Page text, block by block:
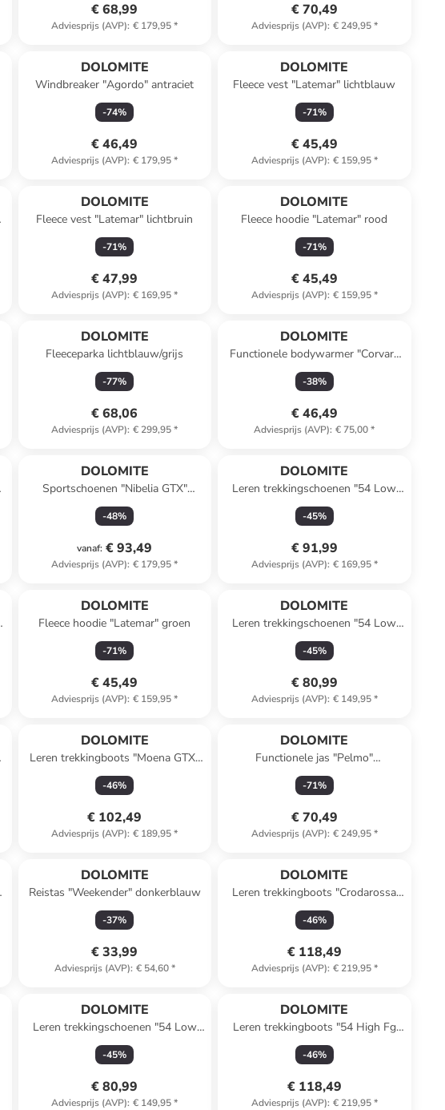
€ 68,99
Adviesprijs (AVP): € 179,95*
€ 70,49
Adviesprijs (AVP): € 249,95*
DOLOMITE
Windbreaker "Agordo" antraciet
-74%
€ 46,49
Adviesprijs (AVP): € 179,95*
DOLOMITE
Fleece vest "Latemar" lichtblauw
-71%
€ 45,49
Adviesprijs (AVP): € 159,95*
DOLOMITE
Fleece vest "Latemar" lichtbruin
-71%
€ 47,99
Adviesprijs (AVP): € 169,95*
DOLOMITE
Fleece hoodie "Latemar" rood
-71%
€ 45,49
Adviesprijs (AVP): € 159,95*
DOLOMITE
Fleeceparka lichtblauw/grijs
-77%
€ 68,06
Adviesprijs (AVP): € 299,95*
DOLOMITE
Functionele bodywarmer "Corvara
Light" paars
-38%
€ 46,49
Adviesprijs (AVP): € 75,00*
DOLOMITE
Sportschoenen "Nibelia GTX"
zwart/beige/oranje
-48%
vanaf: € 93,49
Adviesprijs (AVP): € 179,95*
DOLOMITE
Leren trekkingschoenen "54 Low
GTX" blauw
-45%
€ 91,99
Adviesprijs (AVP): € 169,95*
DOLOMITE
Fleece hoodie "Latemar" groen
-71%
€ 45,49
Adviesprijs (AVP): € 159,95*
DOLOMITE
Leren trekkingschoenen "54 Low
Evo" bordeaux
-45%
€ 80,99
Adviesprijs (AVP): € 149,95*
DOLOMITE
Leren trekkingboots "Moena GTX"
donkerblauw
-46%
€ 102,49
Adviesprijs (AVP): € 189,95*
DOLOMITE
Functionele jas "Pelmo"
paars/donkerblauw
-71%
€ 70,49
Adviesprijs (AVP): € 249,95*
DOLOMITE
Reistas "Weekender" donkerblauw
-37%
€ 33,99
Adviesprijs (AVP): € 54,60*
DOLOMITE
Leren trekkingboots "Crodarossa
High GTX" grijs
-46%
€ 118,49
Adviesprijs (AVP): € 219,95*
DOLOMITE
Leren trekkingschoenen "54 Low
Evo" lichtbruin
-45%
€ 80,99
Adviesprijs (AVP): € 149,95*
DOLOMITE
Leren trekkingboots "54 High Fg
GTX" groen
-46%
€ 118,49
Adviesprijs (AVP): € 219,95*